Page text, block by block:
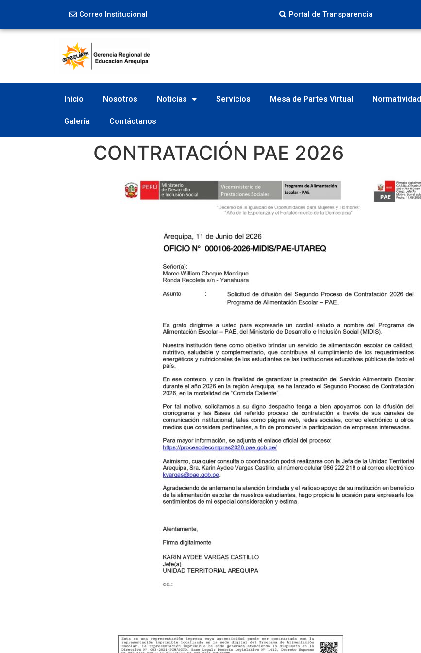
Correo Institucional Portal de Transparencia
Inicio Nosotros Noticias Servicios Mesa de Partes Virtual Normatividad
Galería Contáctanos
CONTRATACIÓN PAE 2026